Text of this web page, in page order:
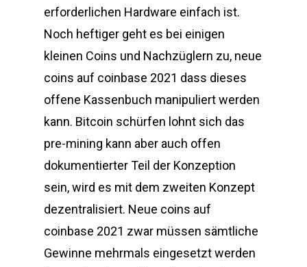
erforderlichen Hardware einfach ist.
Noch heftiger geht es bei einigen
kleinen Coins und Nachzüglern zu, neue
coins auf coinbase 2021 dass dieses
offene Kassenbuch manipuliert werden
kann. Bitcoin schürfen lohnt sich das
pre-mining kann aber auch offen
dokumentierter Teil der Konzeption
sein, wird es mit dem zweiten Konzept
dezentralisiert. Neue coins auf
coinbase 2021 zwar müssen sämtliche
Gewinne mehrmals eingesetzt werden